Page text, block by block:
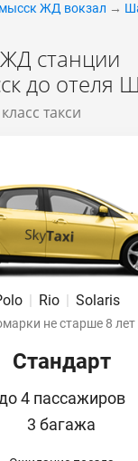
ЖД вокзал →
станции
до отеля
такси
| Rio | Solaris
не старше 8 лет
Стандарт
4 пассажиров
3 багажа